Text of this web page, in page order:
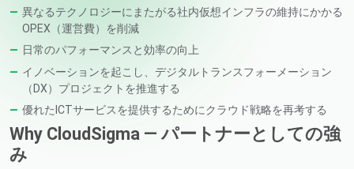
異なるテクノロジーにまたがる社内仮想インフラの維持にかかる
OPEX（運営費）を削減
日常のパフォーマンスと効率の向上
イノベーションを起こし、デジタルトランスフォーメーション
（DX）プロジェクトを推進する
優れたICTサービスを提供するためにクラウド戦略を再考する
Why CloudSigma — パートナーとしての強
み